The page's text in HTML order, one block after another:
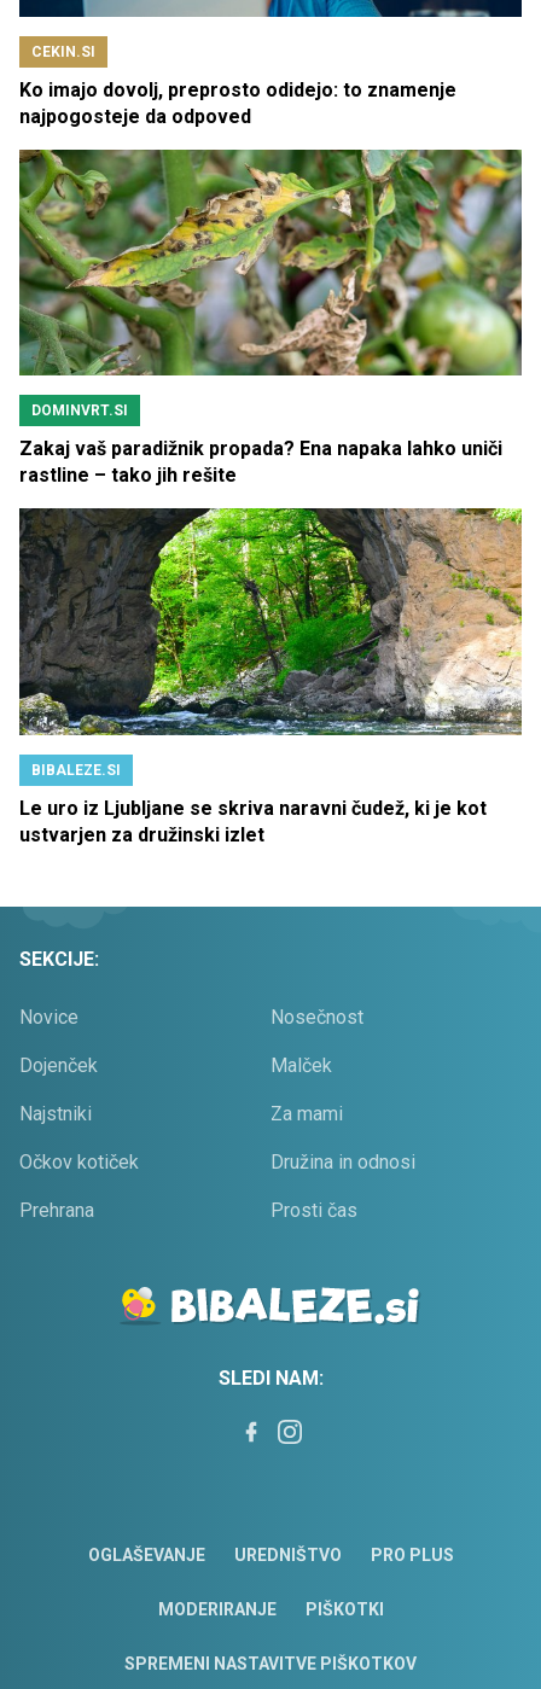
CEKIN.SI
Ko imajo dovolj, preprosto odidejo: to znamenje
najpogosteje da odpoved
DOMINVRT.SI
Zakaj vaš paradižnik propada? Ena napaka lahko uniči
rastline – tako jih rešite
BIBALEZE.SI
Le uro iz Ljubljane se skriva naravni čudež, ki je kot
ustvarjen za družinski izlet
SEKCIJE:
Novice Nosečnost
Dojenček Malček
Najstniki Za mami
Očkov kotiček Družina in odnosi
Prehrana Prosti čas
SLEDI NAM:
OGLAŠEVANJE UREDNIŠTVO PRO PLUS
MODERIRANJE PIŠKOTKI
SPREMENI NASTAVITVE PIŠKOTKOV